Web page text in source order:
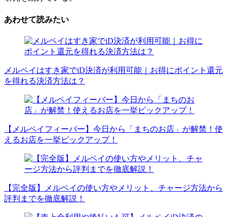
あわせて読みたい
メルペイはすき家でiD決済が利用可能｜お得にポイント還元
を得れる決済方法は？
【メルペイフィーバー】今日から「まちのお店」が解禁！使
えるお店を一挙ピックアップ！
【完全版】メルペイの使い方やメリット、チャージ方法から
評判までを徹底解説！